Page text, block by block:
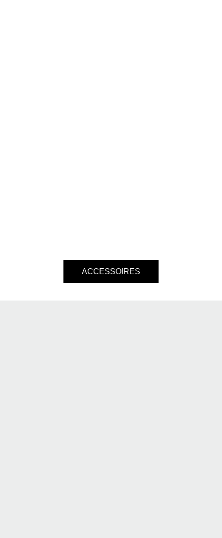
ACCESSOIRES